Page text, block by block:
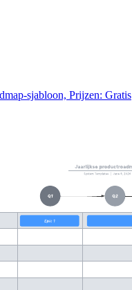
sjabloon, Prijzen: Gratis